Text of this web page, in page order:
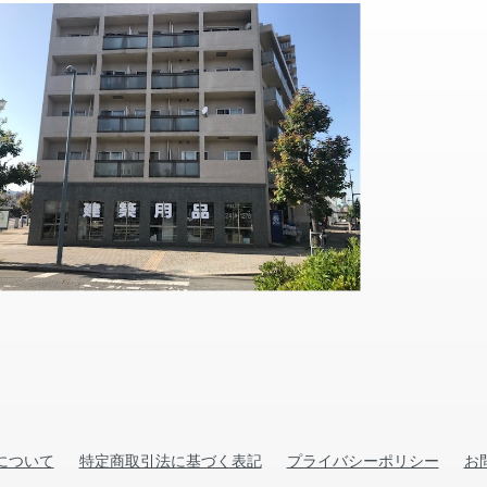
ついて 特定商取引法に基づく表記 プライバシーポリシー お